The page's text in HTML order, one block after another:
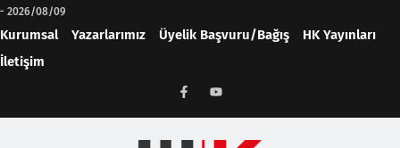
- 2026/08/09
Kurumsal Yazarlarımız Üyelik Başvuru/Bağış
HK Yayınları
İletişim